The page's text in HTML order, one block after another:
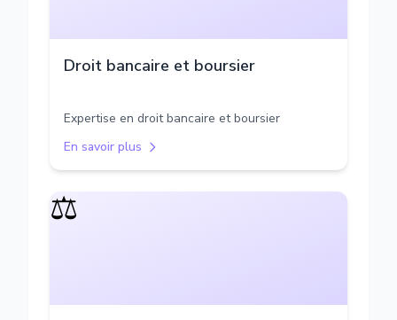
Droit bancaire et boursier
Expertise en droit bancaire et boursier
En savoir plus
⚖️